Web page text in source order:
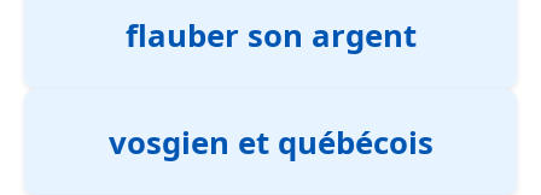
flauber son argent
vosgien et québécois